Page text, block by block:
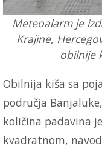
Meteoalarm je
Krajine,
obilnije
Obilnija kiša sa
područja
količina padavina
kvadratnom,